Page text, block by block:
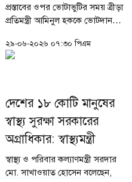
প্রস্তাবের ওপর ভোটাভুটির সময় ত্রীড়া
প্রতিমন্ত্রী আমিনুল হককে ভোটদান
হাফিজ উদ্দিন আহমদ। অর্থ বিলের
ওপর সংশোধনী প্রস্তাব ভোটে
২৯-০৬-২০২৬ ০৭:৩০ পিএম
দেশের ১৮ কোটি মানুষের
স্বাস্থ্য সুরক্ষা সরকারের
অগ্রাধিকার: স্বাস্থ্যমন্ত্রী
স্বাস্থ্য ও পরিবার কল্যাণমন্ত্রী সরদার
মো. সাখাওয়াত হোসেন বলেছেন,